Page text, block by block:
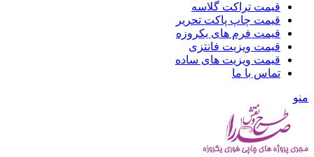
قیمت تراکت گلاسه
قیمت چاپ پاکت تحریر
قیمت فرم های یکروزه
قیمت ویزیت فانتزی
قیمت ویزیت های ساده
تماس با ما
منو